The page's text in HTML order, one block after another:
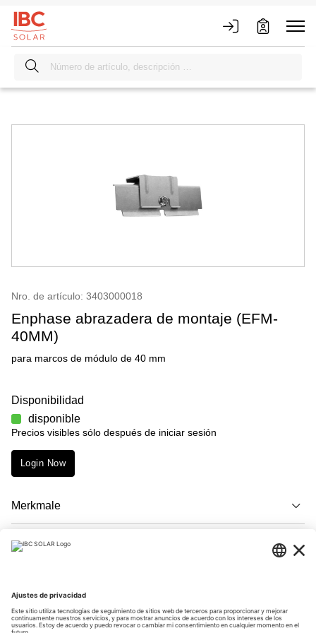
Nro. de artículo: 3403000018
Enphase abrazadera de montaje (EFM-
40MM)
para marcos de módulo de 40 mm
Disponibilidad
disponible
Precios visibles sólo después de iniciar sesión
Login Now
Merkmale
Descripción
Descargas